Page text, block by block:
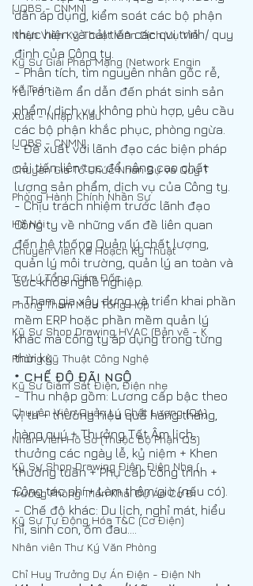
[JOBS - CNMN]
Nhân Viên Kỹ Thuật Viên Dịch Vụ Viễ
Kỹ Sư Giải Pháp Mạng (Network Engin
Kế Toán
Xuất - Nhập Khẩu
[JOBS - CNMN]
Chuyên Gia Tổ Chức Nhân Sự và Quy T
Phòng Hành Chính Nhân Sự
Hà Nội
Chuyên Viên Kế Hoạch Kỹ Thuật
Trợ Lý Tổng Giám Đốc
Phòng Tham Mưu Tổng Hợp
Kỹ Sư Shop Drawing HVAC (Bản vẽ - K
Phòng Kỹ Thuật Công Nghệ
Kỹ Sư Giám Sát Điện, Điện nhẹ
Chuyên Viên Quản Lý Chất Lượng (QA)
Nhân Viên Hồ Sơ (Thuộc Bộ Phận QS)
Kỹ Sư Shop Drawing Điện, Điện Nhẹ (
Trưởng Phòng Triển Khai Dự Án Cơ Đi
Kỹ Sư Tự Động Hóa T&C (Cơ Điện)
Nhân viên Thư Ký Văn Phòng
Chỉ Huy Trưởng Dự Án Điện - Điện Nh
dẫn áp dụng, kiểm soát các bộ phận
thực hiện và cải tiến các qui trình/ quy
định của Công ty.
- Phân tích, tìm nguyên nhân gốc rễ,
rủi ro tiềm ẩn dẫn đến phát sinh sản
phẩm/ dịch vụ không phù hợp, yêu cầu
các bộ phận khắc phục, phòng ngừa.
- Đề xuất với lãnh đạo các biện pháp
cải tiến liên tục để nâng cao chất
lượng sản phẩm, dịch vụ của Công ty.
- Chịu trách nhiệm trước lãnh đạo
Công ty về những vấn đề liên quan
đến hệ thống Quản lý chất lượng,
quản lý môi trường, quản lý an toàn và
sức khỏe nghề nghiệp.
- Tham gia xây dựng và triển khai phần
mềm ERP hoặc phần mềm quản lý
khác mà công ty áp dụng trong từng
thời kỳ
* CHẾ ĐỘ ĐÃI NGỘ
- Thu nhập gồm: Lương cấp bậc theo
vị trí + thưởng hiệu quả hàng tháng,
hàng quý + Thưởng Tết Âm lịch,
thưởng các ngày lễ, kỷ niệm + Khen
thưởng tuần + Phụ cấp công trình +
Công tác phí + Làm thêm giờ (nếu có).
- Chế độ khác: Du lịch, nghỉ mát, hiểu
hỉ, sinh con, ốm đau....